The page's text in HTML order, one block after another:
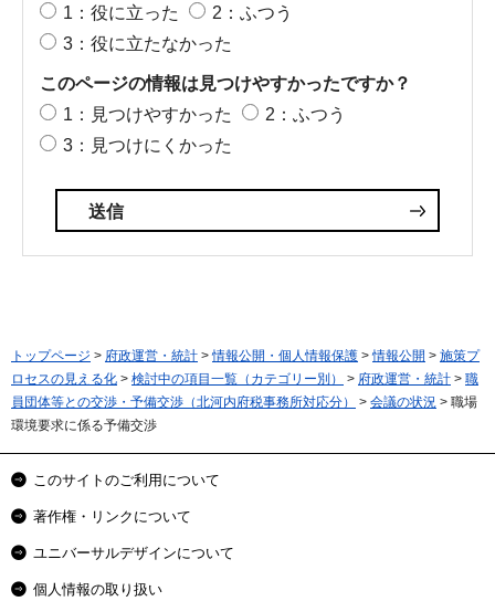
1：役に立った
2：ふつう
3：役に立たなかった
このページの情報は見つけやすかったですか？
1：見つけやすかった
2：ふつう
3：見つけにくかった
トップページ > 府政運営・統計 >情報公開・個人情報保護 >情報公開 > 施策プ
ロセスの見える化 > 検討中の項目一覧（カテゴリー別） > 府政運営・統計 > 職
員団体等との交渉・予備交渉（北河内府税事務所対応分）
> 会議の状況 > 職場
環境要求に係る予備交渉
このサイトのご利用について
著作権・リンクについて
ユニバーサルデザインについて
個人情報の取り扱い